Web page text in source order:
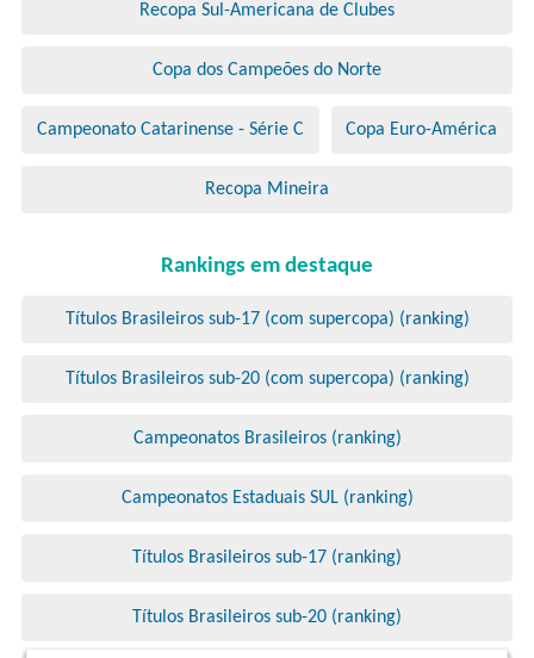
Recopa Sul-Americana de Clubes
Copa dos Campeões do Norte
Campeonato Catarinense - Série C Copa Euro-América
Recopa Mineira
Rankings em destaque
Títulos Brasileiros sub-17 (com supercopa) (ranking)
Títulos Brasileiros sub-20 (com supercopa) (ranking)
Campeonatos Brasileiros (ranking)
Campeonatos Estaduais SUL (ranking)
Títulos Brasileiros sub-17 (ranking)
Títulos Brasileiros sub-20 (ranking)